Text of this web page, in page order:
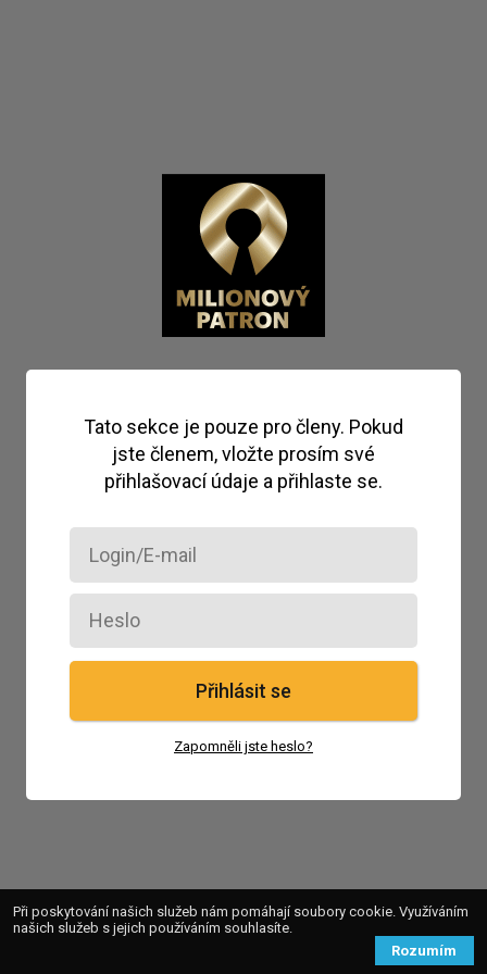
Tato sekce je pouze pro členy. Pokud
jste členem, vložte prosím své
přihlašovací údaje a přihlaste se.
Přihlásit se
Zapomněli jste heslo?
Při poskytování našich služeb nám pomáhají soubory cookie. Využíváním
našich služeb s jejich používáním souhlasíte.
Rozumím